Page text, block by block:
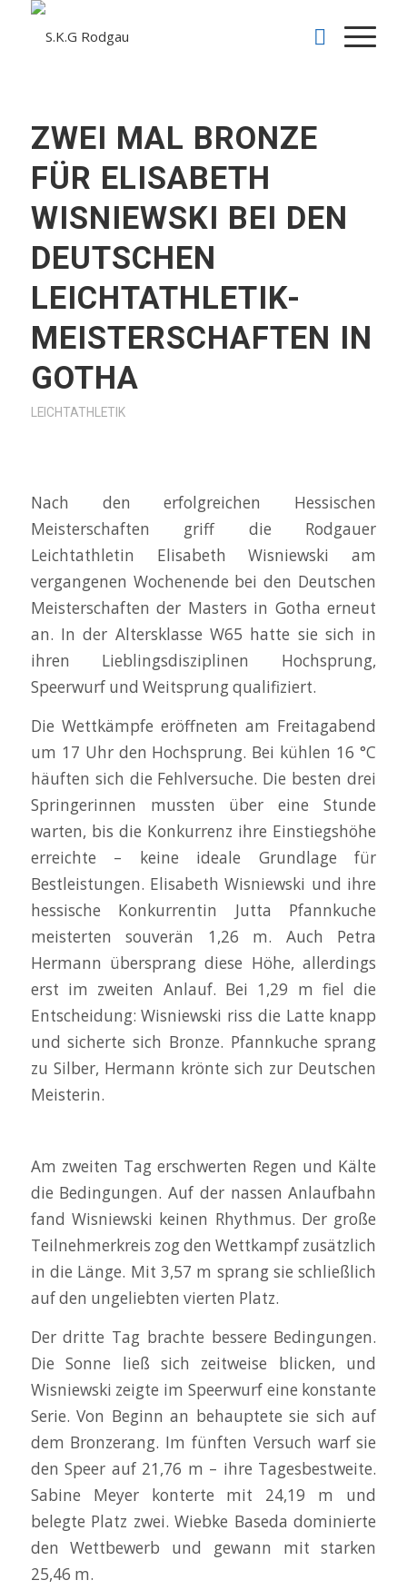
ZWEI MAL BRONZE
FÜR ELISABETH
WISNIEWSKI BEI DEN
DEUTSCHEN
LEICHTATHLETIK-
MEISTERSCHAFTEN IN
GOTHA
LEICHTATHLETIK
Nach den erfolgreichen Hessischen
Meisterschaften griff die Rodgauer
Leichtathletin Elisabeth Wisniewski am
vergangenen Wochenende bei den Deutschen
Meisterschaften der Masters in Gotha erneut
an. In der Altersklasse W65 hatte sie sich in
ihren Lieblingsdisziplinen Hochsprung,
Speerwurf und Weitsprung qualifiziert.
Die Wettkämpfe eröffneten am Freitagabend
um 17 Uhr den Hochsprung. Bei kühlen 16 °C
häuften sich die Fehlversuche. Die besten drei
Springerinnen mussten über eine Stunde
warten, bis die Konkurrenz ihre Einstiegshöhe
erreichte – keine ideale Grundlage für
Bestleistungen. Elisabeth Wisniewski und ihre
hessische Konkurrentin Jutta Pfannkuche
meisterten souverän 1,26 m. Auch Petra
Hermann übersprang diese Höhe, allerdings
erst im zweiten Anlauf. Bei 1,29 m fiel die
Entscheidung: Wisniewski riss die Latte knapp
und sicherte sich Bronze. Pfannkuche sprang
zu Silber, Hermann krönte sich zur Deutschen
Meisterin.
Am zweiten Tag erschwerten Regen und Kälte
die Bedingungen. Auf der nassen Anlaufbahn
fand Wisniewski keinen Rhythmus. Der große
Teilnehmerkreis zog den Wettkampf zusätzlich
in die Länge. Mit 3,57 m sprang sie schließlich
auf den ungeliebten vierten Platz.
Der dritte Tag brachte bessere Bedingungen.
Die Sonne ließ sich zeitweise blicken, und
Wisniewski zeigte im Speerwurf eine konstante
Serie. Von Beginn an behauptete sie sich auf
dem Bronzerang. Im fünften Versuch warf sie
den Speer auf 21,76 m – ihre Tagesbestweite.
Sabine Meyer konterte mit 24,19 m und
belegte Platz zwei. Wiebke Baseda dominierte
den Wettbewerb und gewann mit starken
25,46 m.